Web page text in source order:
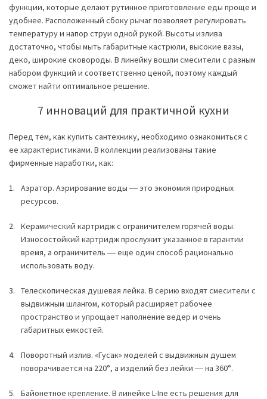
функции, которые делают рутинное приготовление еды проще и
удобнее. Расположенный сбоку рычаг позволяет регулировать
температуру и напор струи одной рукой. Высоты излива
достаточно, чтобы мыть габаритные кастрюли, высокие вазы,
деко, широкие сковороды. В линейку вошли смесители с разным
набором функций и соответственно ценой, поэтому каждый
сможет найти оптимальное решение.
7 инноваций для практичной кухни
Перед тем, как купить сантехнику, необходимо ознакомиться с
ее характеристиками. В коллекции реализованы такие
фирменные наработки, как:
Аэратор. Аэрирование воды ― это экономия природных
ресурсов.
Керамический картридж с ограничителем горячей воды.
Износостойкий картридж прослужит указанное в гарантии
время, а ограничитель ― еще один способ рационально
использовать воду.
Телескопическая душевая лейка. В серию входят смесители с
выдвижным шлангом, который расширяет рабочее
пространство и упрощает наполнение ведер и очень
габаритных емкостей.
Поворотный излив. «Гусак» моделей с выдвижным душем
поворачивается на 220°, а изделий без лейки ― на 360°.
Байонетное крепление. В линейке L-Ine есть решения для